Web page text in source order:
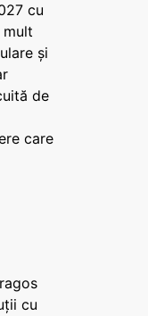
cu
și
de
care
cu